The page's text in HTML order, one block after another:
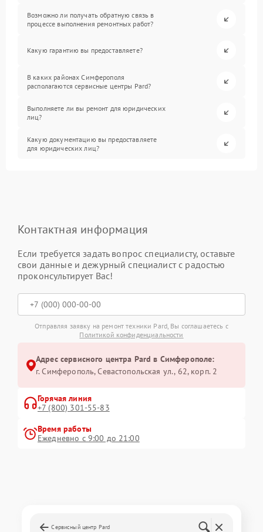
Возможно ли получать обратную связь в
процессе выполнения ремонтных работ?
Какую гарантию вы предоставляете?
В каких районах Симферополя
располагаются сервисные центры Pard?
Выполняете ли вы ремонт для юридических
лиц?
Какую документацию вы предоставляете
для юридических лиц?
Контактная информация
Если требуется задать вопрос специалисту, оставьте
свои данные и дежурный специалист с радостью
проконсультирует Вас!
Отправляя заявку на ремонт техники Pard, Вы соглашаетесь с
Политикой конфиденциальности
Адрес сервисного центра Pard в Симферополе:
г. Симферополь, Севастопольская ул., 62, корп. 2
Горячая линия
+7 (800) 301-55-83
Время работы
Ежедневно с 9:00 до 21:00
Сервисный центр Pard